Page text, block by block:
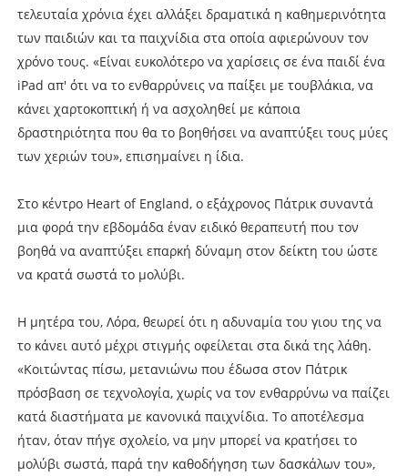
τελευταία χρόνια έχει αλλάξει δραματικά η καθημερινότητα
των παιδιών και τα παιχνίδια στα οποία αφιερώνουν τον
χρόνο τους. «Είναι ευκολότερο να χαρίσεις σε ένα παιδί ένα
iPad απ' ότι να το ενθαρρύνεις να παίξει με τουβλάκια, να
κάνει χαρτοκοπτική ή να ασχοληθεί με κάποια
δραστηριότητα που θα το βοηθήσει να αναπτύξει τους μύες
των χεριών του», επισημαίνει η ίδια.
Στο κέντρο Heart of England, ο εξάχρονος Πάτρικ συναντά
μια φορά την εβδομάδα έναν ειδικό θεραπευτή που τον
βοηθά να αναπτύξει επαρκή δύναμη στον δείκτη του ώστε
να κρατά σωστά το μολύβι.
Η μητέρα του, Λόρα, θεωρεί ότι η αδυναμία του γιου της να
το κάνει αυτό μέχρι στιγμής οφείλεται στα δικά της λάθη.
«Κοιτώντας πίσω, μετανιώνω που έδωσα στον Πάτρικ
πρόσβαση σε τεχνολογία, χωρίς να τον ενθαρρύνω να παίζει
κατά διαστήματα με κανονικά παιχνίδια. Το αποτέλεσμα
ήταν, όταν πήγε σχολείο, να μην μπορεί να κρατήσει το
μολύβι σωστά, παρά την καθοδήγηση των δασκάλων του»,